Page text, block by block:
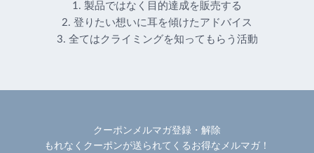
1. 製品ではなく目的達成を販売する
2. 登りたい想いに耳を傾けたアドバイス
3. 全てはクライミングを知ってもらう活動
クーポンメルマガ登録・解除
もれなくクーポンが送られてくるお得なメルマガ！